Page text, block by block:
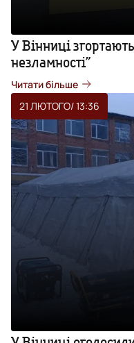
У Вінниці
незламності”
Читати більше
21 ЛЮТОГО/ 13:36